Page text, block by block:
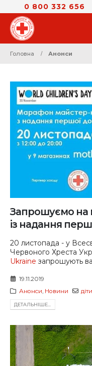
0 800 332 656
Головна Анонси
Запрошуємо на
із надання
20 листопада - у
Червоного Хреста
Ukraine запрошують
19.11.2019
Анонси, Новини
ДЕТАЛЬНIШЕ...